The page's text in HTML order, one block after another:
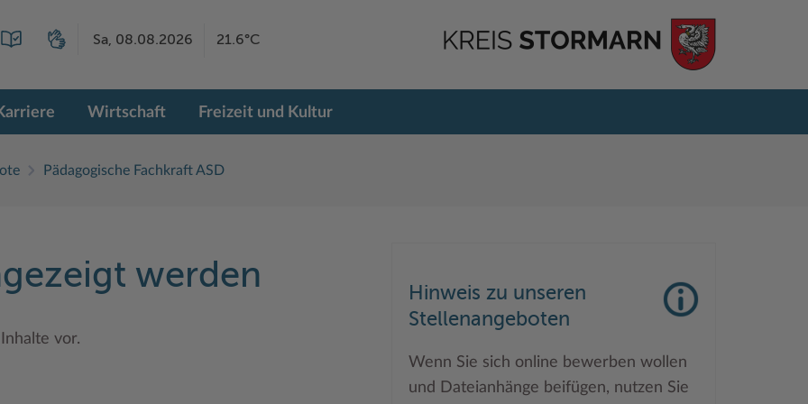
Sa, 08.08.2026 21.6°C
Wirtschaft Freizeit und Kultur
Pädagogische Fachkraft ASD
werden
vor.
Hinweis zu unseren
Stellenangeboten
Wenn Sie sich online bewerben wollen
und Dateianhänge beifügen, nutzen Sie